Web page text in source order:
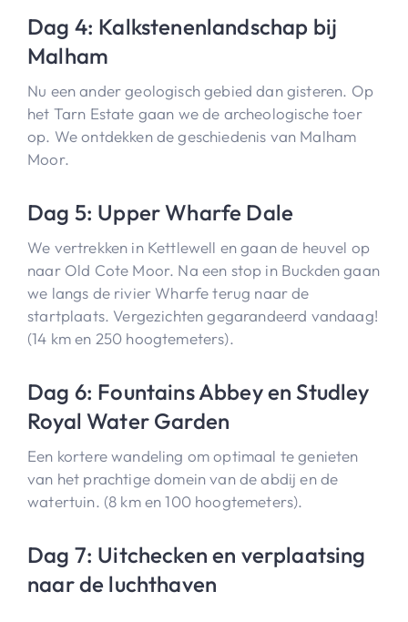
Dag 4: Kalkstenenlandschap bij
Malham
Nu een ander geologisch gebied dan gisteren. Op
het Tarn Estate gaan we de archeologische toer
op. We ontdekken de geschiedenis van Malham
Moor.
Dag 5: Upper Wharfe Dale
We vertrekken in Kettlewell en gaan de heuvel op
naar Old Cote Moor. Na een stop in Buckden gaan
we langs de rivier Wharfe terug naar de
startplaats. Vergezichten gegarandeerd vandaag!
(14 km en 250 hoogtemeters).
Dag 6: Fountains Abbey en Studley
Royal Water Garden
Een kortere wandeling om optimaal te genieten
van het prachtige domein van de abdij en de
watertuin. (8 km en 100 hoogtemeters).
Dag 7: Uitchecken en verplaatsing
naar de luchthaven